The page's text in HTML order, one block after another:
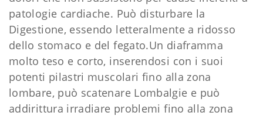
patologie cardiache. Può disturbare la
Digestione, essendo letteralmente a ridosso
dello stomaco e del fegato.Un diaframma
molto teso e corto, inserendosi con i suoi
potenti pilastri muscolari fino alla zona
lombare, può scatenare Lombalgie e può
addirittura irradiare problemi fino alla zona